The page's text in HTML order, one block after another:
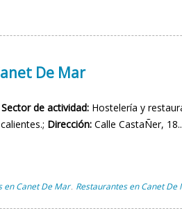
De Mar
Sector de actividad:Hostelería y
Dirección:Calle CastaÑer,
en Canet De Mar , Restaurantes en Canet De